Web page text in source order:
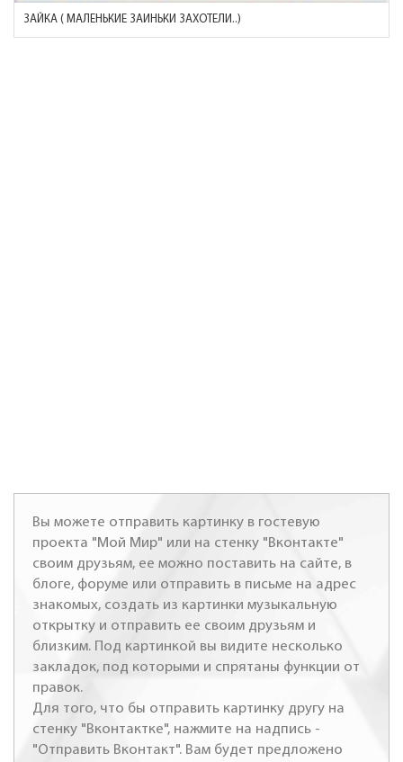
ЗАЙКА ( МАЛЕНЬКИЕ ЗАИНЬКИ ЗАХОТЕЛИ..)
Вы можете отправить картинку в гостевую
проекта "Мой Мир" или на стенку "Вконтакте"
своим друзьям, ее можно поставить на сайте, в
блоге, форуме или отправить в письме на адрес
знакомых, создать из картинки музыкальную
открытку и отправить ее своим друзьям и
близким. Под картинкой вы видите несколько
закладок, под которыми и спрятаны функции от
правок.
Для того, что бы отправить картинку другу на
стенку "Вконтактке", нажмите на надпись -
"Отправить Вконтакт". Вам будет предложено